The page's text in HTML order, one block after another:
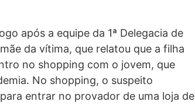
após a equipe da 1ª Delegacia de
da vítima, que relatou que a filha
no shopping com o jovem, que
No shopping, o suspeito
entrar no provador de uma loja de